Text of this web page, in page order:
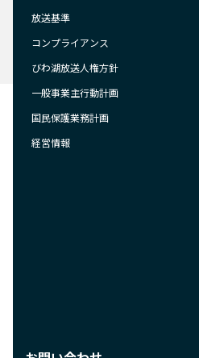
放送基準
コンプライアンス
びわ湖放送人権方針
一般事業主行動計画
国民保護業務計画
経営情報